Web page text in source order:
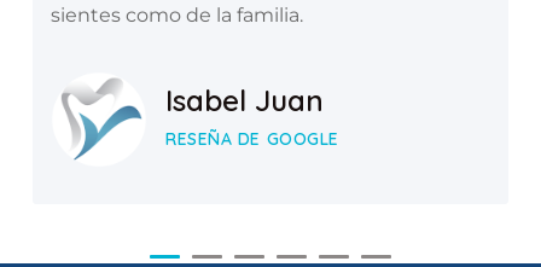
sientes como de la familia.
Isabel Juan
RESEÑA DE GOOGLE